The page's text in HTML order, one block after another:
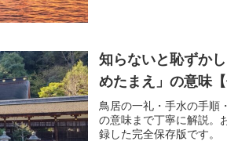
知らないと恥ずか
めたまえ」の意味【
鳥居の一礼・手水の手順
の意味まで丁寧に解説。
録した完全保存版です。